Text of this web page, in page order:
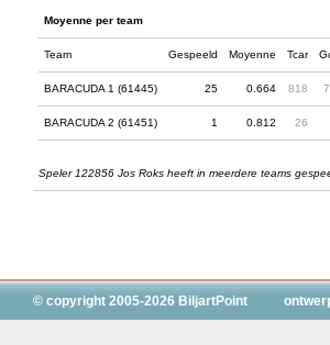
Moyenne per team
Team Gespeeld Moyenne Tcar
BARACUDA 1 (61445) 25 0.664 818
BARACUDA 2 (61451) 1 0.812 26
Speler 122856 Jos Roks heeft in meerdere teams
© copyright 2005-2026 BiljartPoint